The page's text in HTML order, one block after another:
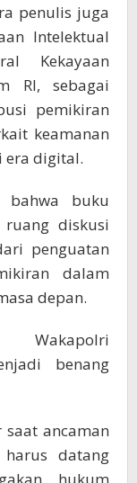
penulis juga
Intelektual
Kekayaan
RI, sebagai
pemikiran
keamanan
era digital.
bahwa buku
diskusi
penguatan
dalam
depan.
Wakapolri
benang
ancaman
harus datang
hukum